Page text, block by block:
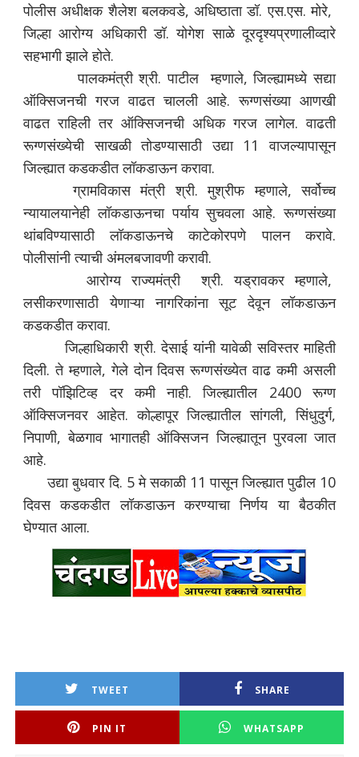
पोलीस अधीक्षक शैलेश बलकवडे, अधिष्ठाता डॉ. एस.एस. मोरे,
जिल्हा आरोग्य अधिकारी डॉ. योगेश साळे दूरदृश्यप्रणालीव्दारे
सहभागी झाले होते.
पालकमंत्री श्री. पाटील म्हणाले, जिल्ह्यामध्ये सद्या
ऑक्सिजनची गरज वाढत चालली आहे. रूग्णसंख्या आणखी
वाढत राहिली तर ऑक्सिजनची अधिक गरज लागेल. वाढती
रूग्णसंख्येची साखळी तोडण्यासाठी उद्या 11 वाजल्यापासून
जिल्ह्यात कडकडीत लॉकडाऊन करावा.
ग्रामविकास मंत्री श्री. मुश्रीफ म्हणाले, सर्वोच्च
न्यायालयानेही लॉकडाऊनचा पर्याय सुचवला आहे. रूग्णसंख्या
थांबविण्यासाठी लॉकडाऊनचे काटेकोरपणे पालन करावे.
पोलीसांनी त्याची अंमलबजावणी करावी.
आरोग्य राज्यमंत्री श्री. यड्रावकर म्हणाले,
लसीकरणासाठी येणाऱ्या नागरिकांना सूट देवून लॉकडाऊन
कडकडीत करावा.
जिल्हाधिकारी श्री. देसाई यांनी यावेळी सविस्तर माहिती
दिली. ते म्हणाले, गेले दोन दिवस रूग्णसंख्येत वाढ कमी असली
तरी पॉझिटिव्ह दर कमी नाही. जिल्ह्यातील 2400 रूग्ण
ऑक्सिजनवर आहेत. कोल्हापूर जिल्ह्यातील सांगली, सिंधुदुर्ग,
निपाणी, बेळगाव भागातही ऑक्सिजन जिल्ह्यातून पुरवला जात
आहे.
उद्या बुधवार दि. 5 मे सकाळी 11 पासून जिल्ह्यात पुढील 10
दिवस कडकडीत लॉकडाऊन करण्याचा निर्णय या बैठकीत
घेण्यात आला.
TWEET SHARE
PIN IT WHATSAPP